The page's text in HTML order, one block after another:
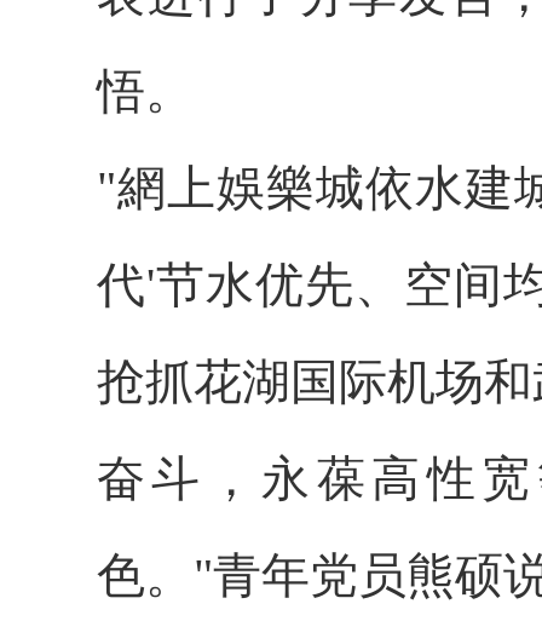
悟。
"網上娛樂城依水建
代'节水优先、空间
抢抓花湖国际机场
奋斗，永葆高性
色。"青年党员熊硕